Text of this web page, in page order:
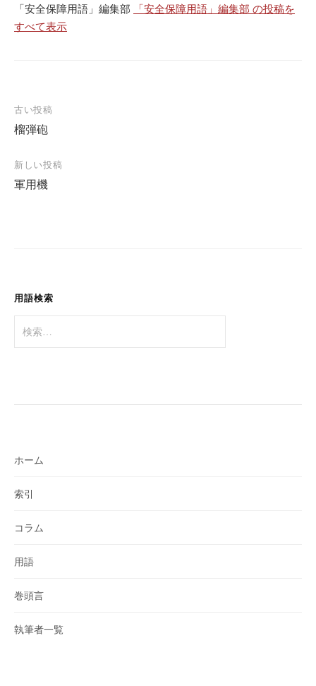
「安全保障用語」編集部
「安全保障用語」編集部 の投稿を
すべて表示
投
稿
ナ
ビ
ゲ
古い投稿
榴弾砲
新しい投稿
軍用機
用語検索
索:
ホーム
索引
コラム
用語
巻頭言
執筆者一覧